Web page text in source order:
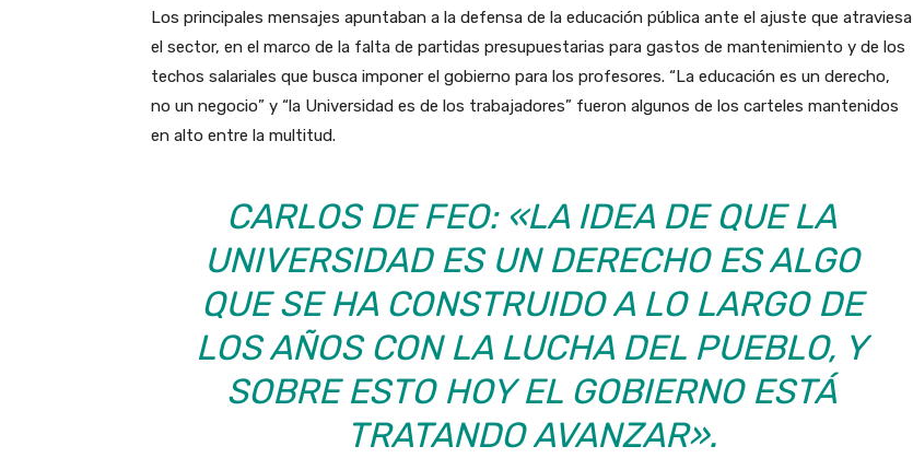
Los principales mensajes apuntaban a la defensa de la educación pública ante el ajuste que atraviesa
el sector, en el marco de la falta de partidas presupuestarias para gastos de mantenimiento y de los
techos salariales que busca imponer el gobierno para los profesores. “La educación es un derecho,
no un negocio” y “la Universidad es de los trabajadores” fueron algunos de los carteles mantenidos
en alto entre la multitud.
CARLOS DE FEO: «LA IDEA DE QUE LA
UNIVERSIDAD ES UN DERECHO ES ALGO
QUE SE HA CONSTRUIDO A LO LARGO DE
LOS AÑOS CON LA LUCHA DEL PUEBLO, Y
SOBRE ESTO HOY EL GOBIERNO ESTÁ
TRATANDO AVANZAR».